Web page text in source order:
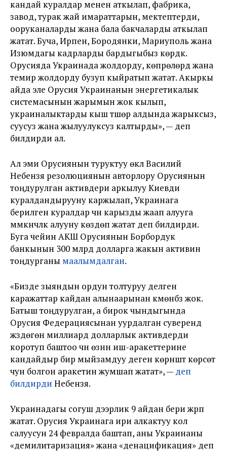
кандай куралдар менен аткылап, фабрика,
завод, турак жай имараттарын, мектептерди,
ооруканаларды жана бала бакчаларды аткылап
жатат. Буча, Ирпен, Бородянки, Мариуполь жана
Изюмдагы кадрларды бардыгыбыз көрдүк.
Орусияда Украинада жолдорду, көпүрөлөрдү жана
темир жолдорду бузуп кыйратып жатат. Акыркы
айда эле Орусия Украинанын энергетикалык
системасынын жарымын жок кылып,
украиналыктарды кыш түшөр алдында жарыксыз,
суусуз жана жылуулуксуз калтырды», — деп
билдирди ал.
Ал эми Орусиянын туруктуу өкүлү Василий
Небензя резолюциянын авторлору Орусиянын
тоңдурулган активдери аркылуу Киевди
куралдандырууну каржылап, Украинага
берилген куралдар үчүн карызды жаап алууга
мүмкүнчүлүк алууну көздөп жатат деп билдирди.
Буга чейин АКШ Орусиянын Борбордук
банкынын 300 млрд долларга жакын активин
тоңдурганы маалымдалган.
«Бизде зыяндын ордун толтуруу делген
каражаттар кайдан алынаарынан күмөнүбүз жок.
Батыш тоңдурулган, а бирок чындыгында
Орусия Федерациясынан уурдалган суверендүү
жүздөгөн миллиард долларлык активдерди
коротуп баштоо үчүн өзүнүн иш-аракеттерине
кандайдыр бир мыйзамдуу деген көрүнүштү көрсөтүү
үчун болгон аракетин жумшап жатат», — деп
билдирди Небензя.
Украинадагы согуш дээрлик 9 айдан бери жүрүп
жатат. Орусия Украинага ири алкактуу кол
салуусун 24 февралда баштап, аны Украинаны
«демилитаризация» жана «денацификация» деп